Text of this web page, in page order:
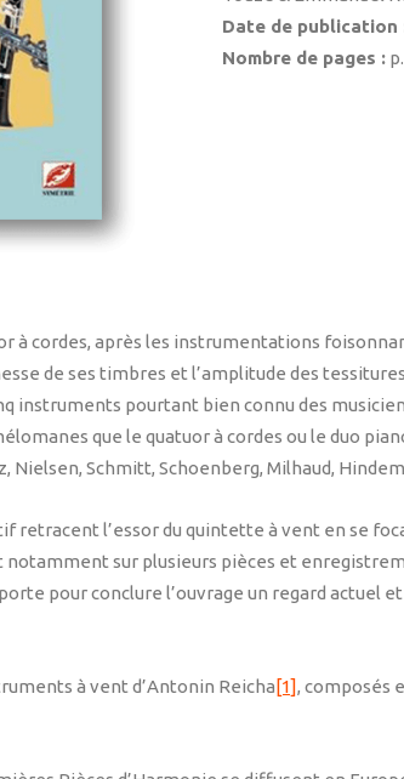
Date de publication
Nombre de pages :
à cordes, après les instrumentations
de ses timbres et l’amplitude des
instruments pourtant bien connu des
que le quatuor à cordes ou le duo
Nielsen, Schmitt, Schoenberg, Milhaud,
retracent l’essor du quintette à vent en se
notamment sur plusieurs pièces et
pour conclure l’ouvrage un regard actuel
à vent d’Antonin Reicha [1], composés